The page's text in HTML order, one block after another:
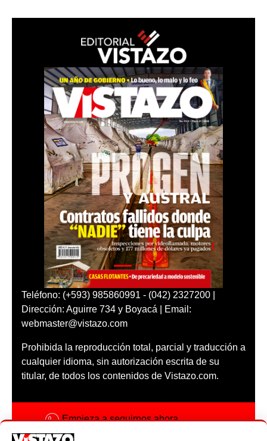
Teléfono: (+593) 985860991 - (042) 2327200 |
Dirección: Aguirre 734 y Boyacá | Email:
webmaster@vistazo.com
Prohibida la reproducción total, parcial y traducción a
cualquier idioma, sin autorización escrita de su
titular, de todos los contenidos de Vistazo.com.
Empieza a seguirnos ahora